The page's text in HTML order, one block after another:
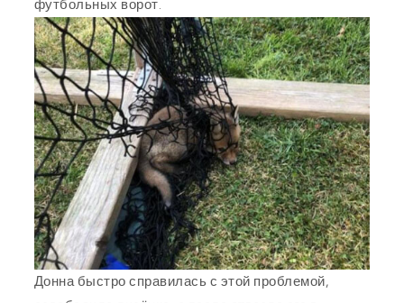
футбольных ворот.
Донна быстро справилась с этой проблемой,